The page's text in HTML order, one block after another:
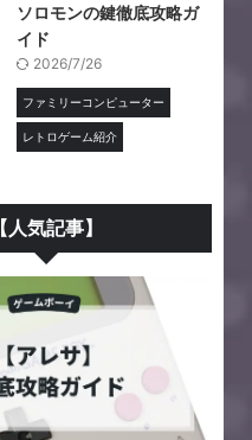
ソロモンの鍵徹底攻略ガ
イド
2026/7/26
ファミリーコンピューター
レトロゲーム紹介
【人気記事】